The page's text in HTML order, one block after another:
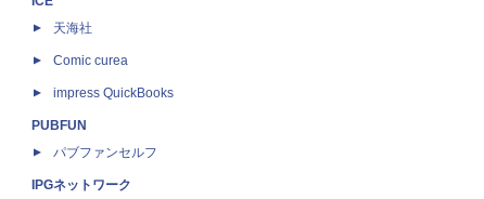
天海社
Comic curea
impress QuickBooks
PUBFUN
パブファンセルフ
IPGネットワーク